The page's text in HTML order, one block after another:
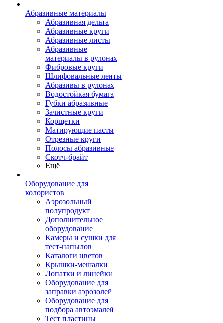
Абразивные материалы
Абразивная дельта
Абразивные круги
Абразивные листы
Абразивные
материалы в рулонах
Фибровые круги
Шлифовальные ленты
Абразивы в рулонах
Водостойкая бумага
Губки абразивные
Зачистные круги
Корщетки
Матирующие пасты
Отрезные круги
Полосы абразивные
Скотч-брайт
Ещё
Оборудование для
колористов
Аэрозольный
полупродукт
Дополнительное
оборудование
Камеры и сушки для
тест-напылов
Каталоги цветов
Крышки-мешалки
Лопатки и линейки
Оборудование для
заправки аэрозолей
Оборудование для
подбора автоэмалей
Тест пластины